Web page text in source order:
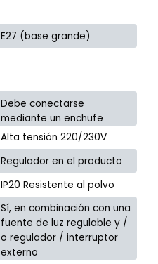
E27 (base grande)
Debe conectarse
mediante un enchufe
Alta tensión 220/230V
Regulador en el producto
IP20 Resistente al polvo
Sí, en combinación con una
fuente de luz regulable y /
o regulador / interruptor
externo